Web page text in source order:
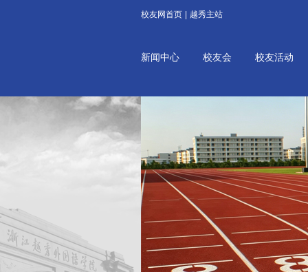
校友网首页 越秀主站
新闻中心 校友会 校友活动